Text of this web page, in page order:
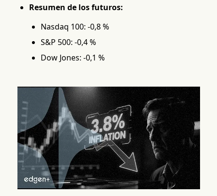
Resumen de los futuros:
Nasdaq 100: -0,8 %
S&P 500: -0,4 %
Dow Jones: -0,1 %